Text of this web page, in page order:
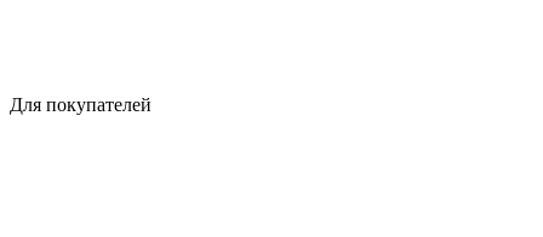
Для покупателей